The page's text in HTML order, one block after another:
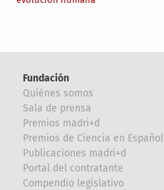
Fundación
Quiénes somos
Sala de prensa
Premios madri+d
Premios de Ciencia en Español
Publicaciones madri+d
Portal del contratante
Compendio legislativo